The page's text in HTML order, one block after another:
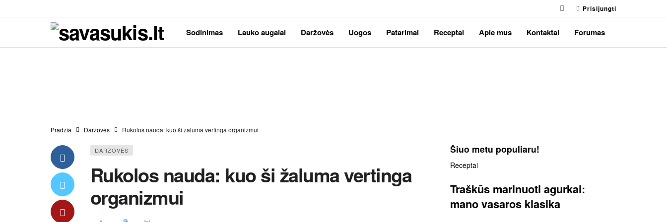
Prisijungti
Sodinimas Lauko augalai Daržovės Uogos Patarimai Receptai Apie mus Kontaktai Forumas
Pradžia Daržovės Rukolos nauda: kuo ši žaluma vertinga organizmui
DARŽOVĖS
Rukolos nauda: kuo ši žaluma vertinga
organizmui
Šiuo metu populiaru!
Receptai
Traškūs marinuoti agurkai:
mano vasaros klasika